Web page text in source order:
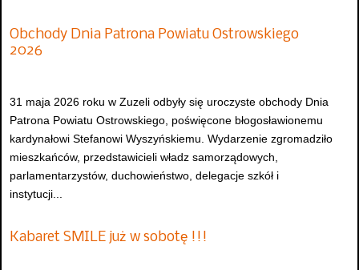
Obchody Dnia Patrona Powiatu Ostrowskiego
2026
31 maja 2026 roku w Zuzeli odbyły się uroczyste obchody Dnia
Patrona Powiatu Ostrowskiego, poświęcone błogosławionemu
kardynałowi Stefanowi Wyszyńskiemu. Wydarzenie zgromadziło
mieszkańców, przedstawicieli władz samorządowych,
parlamentarzystów, duchowieństwo, delegacje szkół i
instytucji...
Kabaret SMILE już w sobotę !!!